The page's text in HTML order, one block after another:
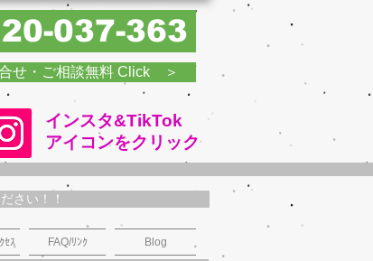
037-363
せ・ご相談無料 Click ＞
インスタ&TikTok
​アイコンをクリック
さい！！
ｾｽ FAQ/ﾘﾝｸ Blog